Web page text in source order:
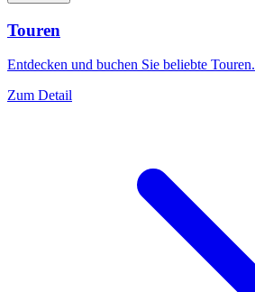
Touren
Entdecken und buchen Sie beliebte Touren.
Zum Detail